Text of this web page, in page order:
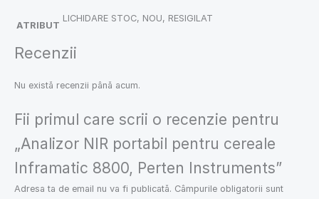
ATRIBUT
LICHIDARE STOC, NOU, RESIGILAT
Recenzii
Nu există recenzii până acum.
Fii primul care scrii o recenzie pentru
„Analizor NIR portabil pentru cereale
Inframatic 8800, Perten Instruments”
Adresa ta de email nu va fi publicată. Câmpurile obligatorii sunt